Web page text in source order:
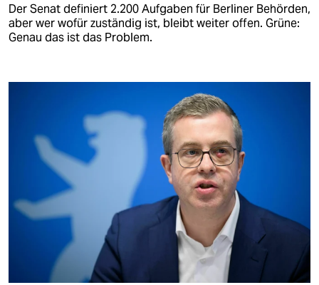
Der Senat definiert 2.200 Aufgaben für Berliner Behörden,
aber wer wofür zuständig ist, bleibt weiter offen. Grüne:
Genau das ist das Problem.